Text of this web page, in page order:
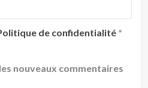
de confidentialité *
nouveaux commentaires